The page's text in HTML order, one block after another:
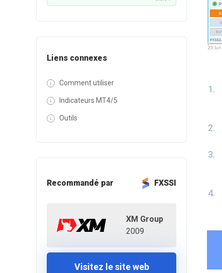
Liens connexes
Comment utiliser
Indicateurs MT4/5
Outils
Recommandé par FXSSI
XM Group
2009
Visitez le site web